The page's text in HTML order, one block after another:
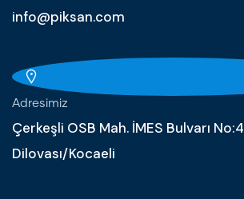
info@piksan.com
Adresimiz
Çerkeşli OSB Mah. İMES Bulvarı No:4
Dilovası/Kocaeli